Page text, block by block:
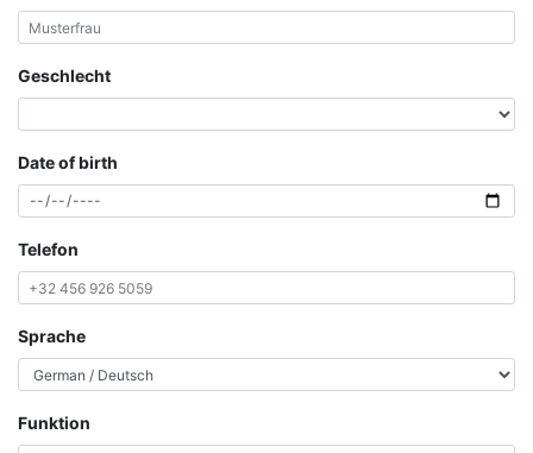
Geschlecht
Date of birth
Telefon
Sprache
Funktion